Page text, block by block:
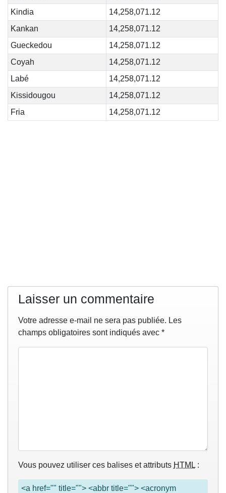
Kindia
14,258,071.12
Kankan
14,258,071.12
Gueckedou
14,258,071.12
Coyah
14,258,071.12
Labé
14,258,071.12
Kissidougou
14,258,071.12
Fria
14,258,071.12
Laisser un commentaire
Votre adresse e-mail ne sera pas publiée. Les
champs obligatoires sont indiqués avec *
Vous pouvez utiliser ces balises et attributs HTML :
<a href="" title=""> <abbr title=""> <acronym